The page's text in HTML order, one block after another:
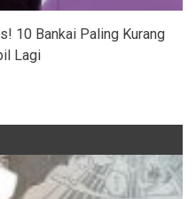
10 Bankai Paling Kurang
Lagi